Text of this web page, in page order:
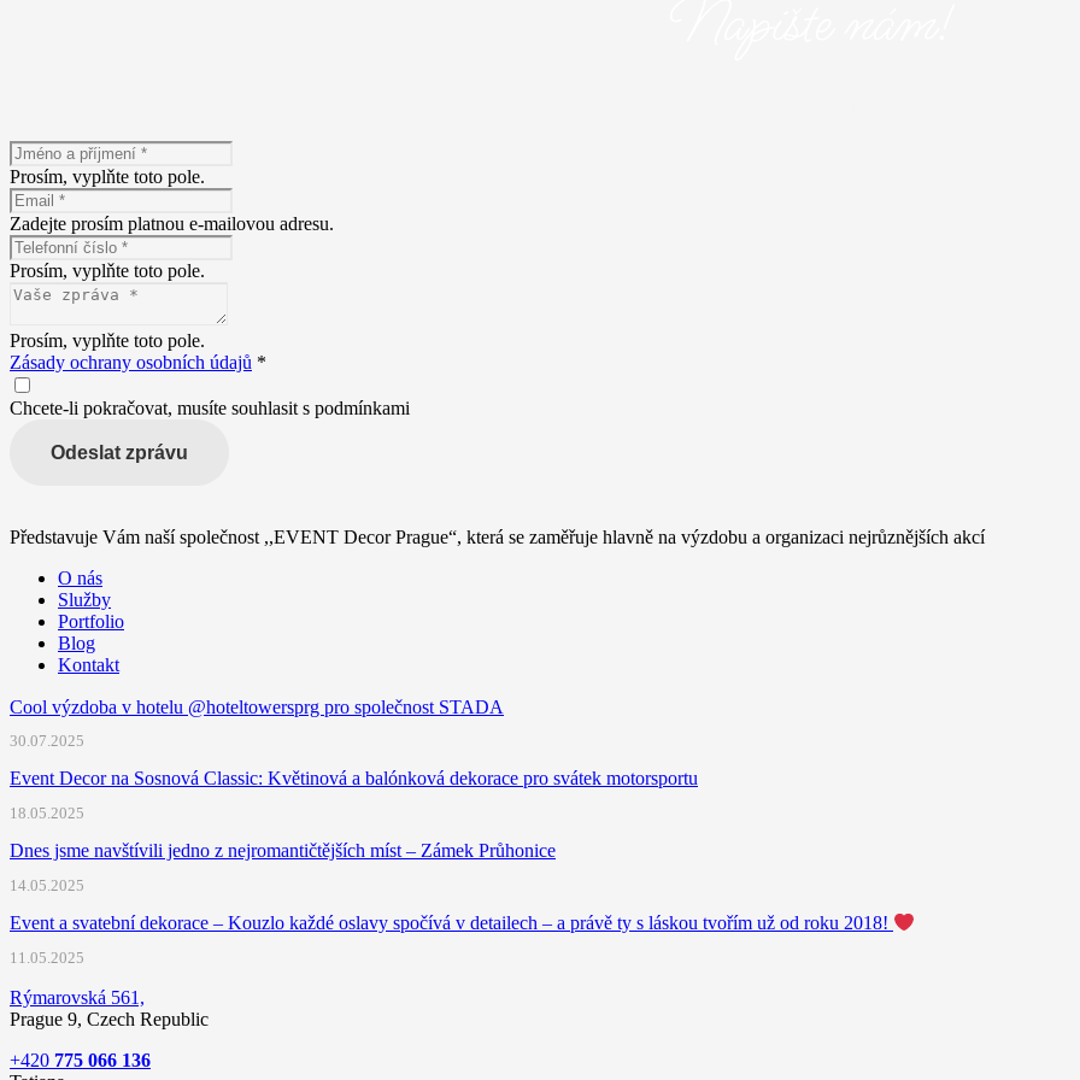
Prosím, vyplňte toto pole.
Zadejte prosím platnou e-mailovou adresu.
Prosím, vyplňte toto pole.
Prosím, vyplňte toto pole.
Zásady ochrany osobních údajů *
Chcete-li pokračovat, musíte souhlasit s podmínkami
Odeslat zprávu
Představuje Vám naší společnost ,,EVENT Decor Prague“, která se zaměřuje hlavně na výzdobu a organizaci nejrůznějších akcí
O nás
Služby
Portfolio
Blog
Kontakt
Cool výzdoba v hotelu @hoteltowersprg pro společnost STADA
30.07.2025
Event Decor na Sosnová Classic: Květinová a balónková dekorace pro svátek motorsportu
18.05.2025
Dnes jsme navštívili jedno z nejromantičtějších míst – Zámek Průhonice
14.05.2025
Event a svatební dekorace – Kouzlo každé oslavy spočívá v detailech – a právě ty s láskou tvořím už od roku 2018!
11.05.2025
Rýmarovská 561,
Prague 9, Czech Republic
+420 775 066 136